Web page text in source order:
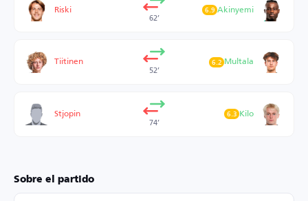
Riski
62’
Akinyemi
6.9
Tiitinen
52’
Multala
6.2
Stjopin
74’
Kilo
6.3
Sobre el partido